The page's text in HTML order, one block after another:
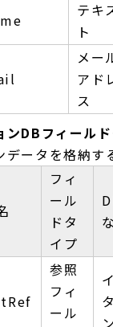
テキ
ト
メー
アド
ス
DBフィール
ータを格納す
フィ
ール
ドタ
イプ
参照
フィ
ール